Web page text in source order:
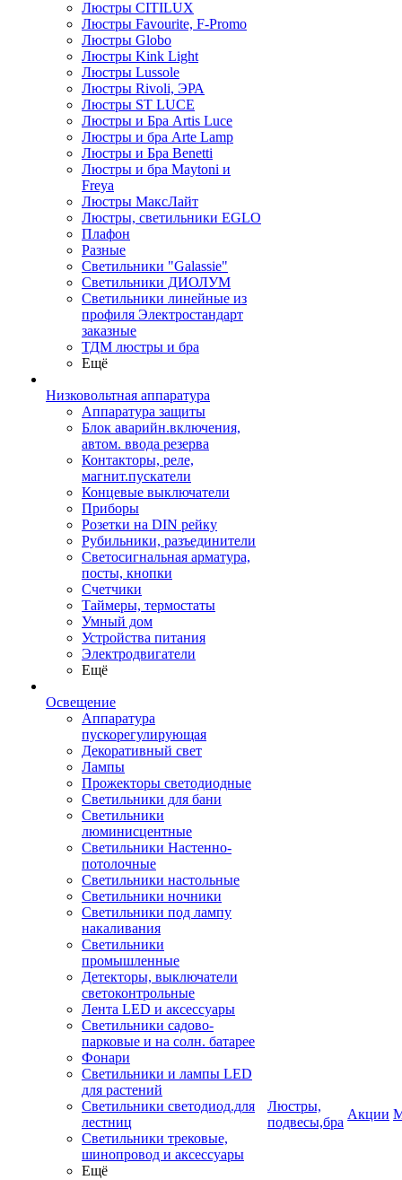
Люстры CITILUX
Люстры Favourite, F-Promo
Люстры Globo
Люстры Kink Light
Люстры Lussole
Люстры Rivoli, ЭРА
Люстры ST LUCE
Люстры и Бра Artis Luce
Люстры и бра Arte Lamp
Люстры и Бра Benetti
Люстры и бра Maytoni и
Freya
Люстры МаксЛайт
Люстры, светильники EGLO
Плафон
Разные
Светильники "Galassie"
Светильники ДИОЛУМ
Светильники линейные из
профиля Электростандарт
заказные
ТДМ люстры и бра
Ещё
Низковольтная аппаратура
Аппаратура защиты
Блок аварийн.включения,
автом. ввода резерва
Контакторы, реле,
магнит.пускатели
Концевые выключатели
Приборы
Розетки на DIN рейку
Рубильники, разъединители
Светосигнальная арматура,
посты, кнопки
Счетчики
Таймеры, термостаты
Умный дом
Устройства питания
Электродвигатели
Ещё
Освещение
Аппаратура
пускорегулирующая
Декоративный свет
Лампы
Прожекторы светодиодные
Светильники для бани
Светильники
люминисцентные
Светильники Настенно-
потолочные
Светильники настольные
Светильники ночники
Светильники под лампу
накаливания
Светильники
промышленные
Детекторы, выключатели
светоконтрольные
Лента LED и аксессуары
Светильники садово-
парковые и на солн. батарее
Фонари
Светильники и лампы LED
для растений
Светильники светодиод.для
лестниц
Светильники трековые,
шинопровод и аксессуары
Ещё
Люстры,
подвесы,бра
Акции